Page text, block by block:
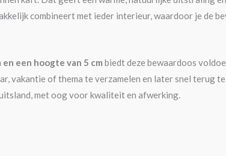
combineert met ieder interieur, waardoor je de
en een hoogte van 5 cm biedt deze bewaardoos
vakantie of thema te verzamelen en later snel terug
met oog voor kwaliteit en afwerking.